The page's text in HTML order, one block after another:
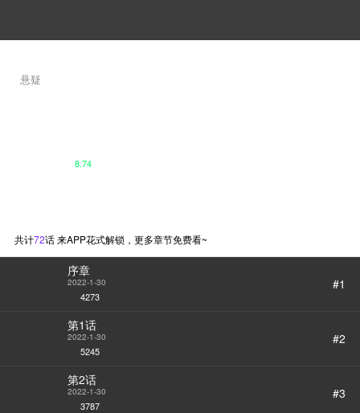
悬疑
被爷爷强制带到岛上的富二代元美
瑚在偶然间成为了恶鬼们的猎物，
8.74
共计72话 来APP花式解锁，更多章节免费看~
序章
2022-1-30
4273
#1
第1话
2022-1-30
5245
#2
第2话
2022-1-30
3787
#3